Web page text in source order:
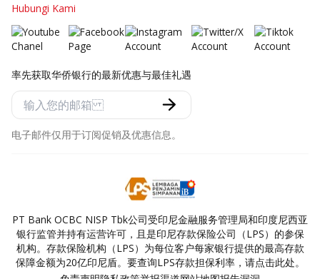
Hubungi Kami
率先获取华侨银行的最新优惠与最佳礼遇
电子邮件仅用于订阅促销及优惠信息。
PT Bank OCBC NISP Tbk公司受印尼金融服务管理局和印度尼西亚
银行监管并持有运营许可，且是印尼存款保险公司（LPS）的参保
机构。存款保险机构（LPS）为每位客户每家银行提供的最高存款
保障金额为20亿印尼盾。要查询LPS存款担保利率，请点击此处。